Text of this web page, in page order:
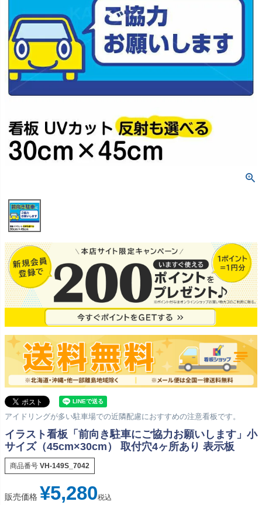
アイドリングが多い駐車場での近隣配慮におすすめの注意看板です。
イラスト看板「前向き駐車にご協力お願いします」小
サイズ（45cm×30cm） 取付穴4ヶ所あり 表示板
商品番号 VH-149S_7042
販売価格 ¥5,280税込